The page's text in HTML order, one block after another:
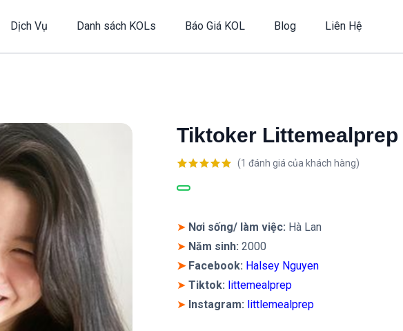
Dịch Vụ Danh sách KOLs Báo Giá KOL Blog Liên Hệ
Tiktoker Littemealprep
dựa trên
(1 đánh giá của khách hàng)
➤ Nơi sống/ làm việc: Hà Lan
➤ Năm sinh: 2000
➤Facebook: Halsey Nguyen
➤ Tiktok: littemealprep
➤ Instagram: littlemealprep